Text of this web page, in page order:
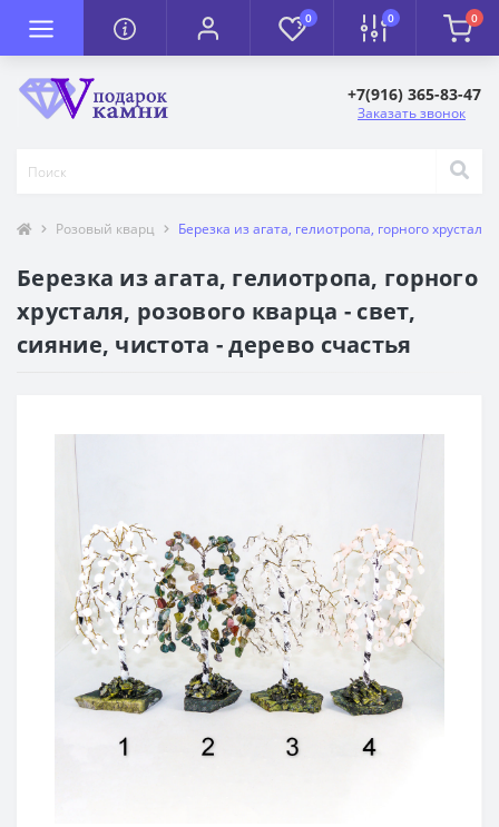
0 0 0
+7(916) 365-83-47
Заказать звонок
Розовый кварц Березка из агата, гелиотропа, горного
Березка из агата, гелиотропа, горного
хрусталя, розового кварца - свет,
сияние, чистота - дерево счастья